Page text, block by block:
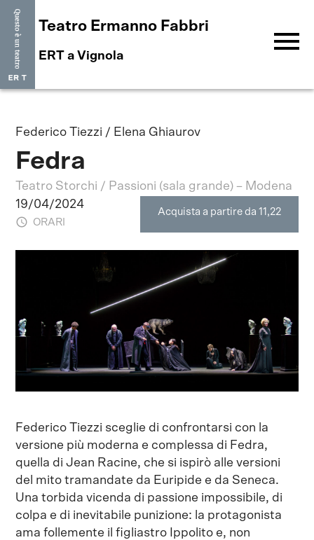
Teatro Ermanno Fabbri
ERT a Vignola menu
Federico Tiezzi / Elena Ghiaurov
Fedra
Teatro Storchi / Passioni (sala grande) – Modena
19/04/2024
ORARI
Acquista a partire da 11,22
Federico Tiezzi sceglie di confrontarsi con la
versione più moderna e complessa di Fedra,
quella di Jean Racine, che si ispirò alle versioni
del mito tramandate da Euripide e da Seneca.
Una torbida vicenda di passione impossibile, di
colpa e di inevitabile punizione: la protagonista
ama follemente il figliastro Ippolito e, non